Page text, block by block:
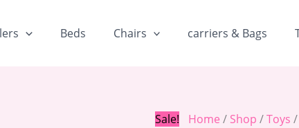
Beds Chairs carriers & Bags
Sale! Home / Shop /Toys /
was:
للأطفال،
بلاستيك،